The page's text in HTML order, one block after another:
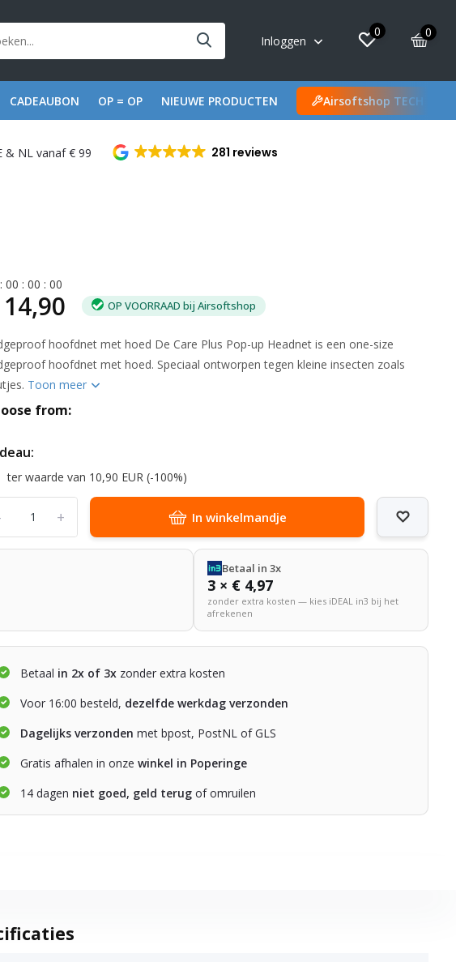
Inloggen
0 0
CADEAUBON OP = OP NIEUWE PRODUCTEN Airsoftshop TECH
& NL vanaf € 99 281 reviews
:00 :00 :00
OP VOORRAAD bij Airsoftshop
hoofdnet met hoed De Care Plus Pop-up Headnet is een one-size
hoofdnet met hoed. Speciaal ontworpen tegen kleine insecten zoals
Toon meer
from:
ter waarde van 10,90 EUR (-100%)
+ In winkelmandje
Betaal in 3x
3 × € 4,97
zonder extra kosten — kies iDEAL in3 bij het
afrekenen
Betaal in 2x of 3x zonder extra kosten
Voor 16:00 besteld, dezelfde werkdag verzonden
Dagelijks verzonden met bpost, PostNL of GLS
Gratis afhalen in onzewinkel in Poperinge
14 dagen niet goed, geld terug of omruilen